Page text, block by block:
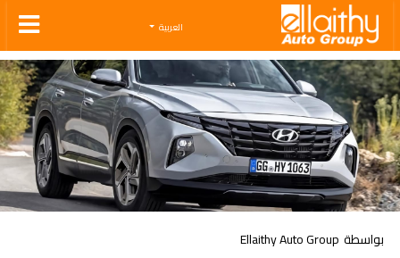
Ellaithy Auto Group
العربية
بواسطة Ellaithy Auto Group